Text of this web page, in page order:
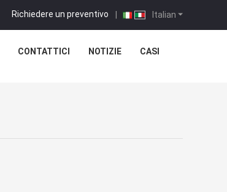
Italian
Richiedere un preventivo |
CONTATTICI NOTIZIE CASI